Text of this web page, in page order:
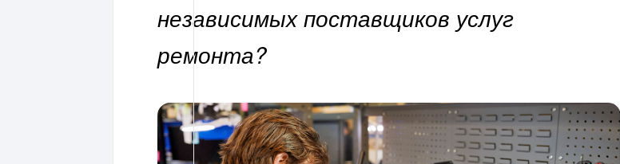
независимых поставщиков услуг
ремонта?